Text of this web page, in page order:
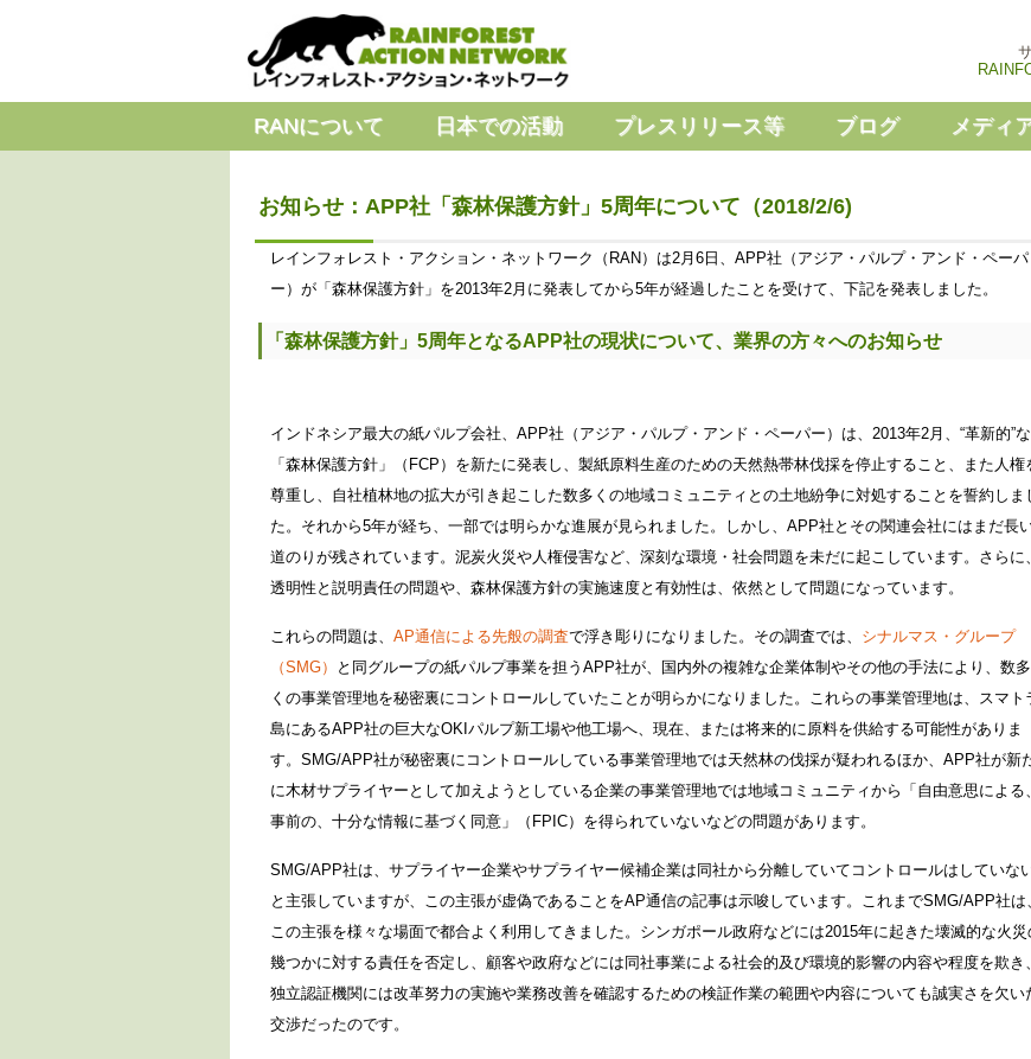
RANについて 日本での活動 プレスリリース等 ブログ メディ
お知らせ：APP社「森林保護方針」5周年について（2018/2/6)
レインフォレスト・アクション・ネットワーク（RAN）は2月6日、APP社（アジア・パルプ・アンド・ペーパ
ー）が「森林保護方針」を2013年2月に発表してから5年が経過したことを受けて、下記を発表しました。
「森林保護方針」5周年となるAPP社の現状について、業界の方々へのお知らせ
インドネシア最大の紙パルプ会社、APP社（アジア・パルプ・アンド・ペーパー）は、2013年2月、“革新的”な
「森林保護方針」（FCP）を新たに発表し、製紙原料生産のための天然熱帯林伐採を停止すること、また人権
尊重し、自社植林地の拡大が引き起こした数多くの地域コミュニティとの土地紛争に対処することを誓約しま
た。それから5年が経ち、一部では明らかな進展が見られました。しかし、APP社とその関連会社にはまだ長
道のりが残されています。泥炭火災や人権侵害など、深刻な環境・社会問題を未だに起こしています。さらに、
透明性と説明責任の問題や、森林保護方針の実施速度と有効性は、依然として問題になっています。
これらの問題は、 AP通信による先般の調査で浮き彫りになりました。その調査では、 シナルマス・グループ
（SMG）
と同グループの紙パルプ事業を担うAPP社が、国内外の複雑な企業体制やその他の手法により、数多
くの事業管理地を秘密裏にコントロールしていたことが明らかになりました。これらの事業管理地は、スマト
島にあるAPP社の巨大なOKIパルプ新工場や他工場へ、現在、または将来的に原料を供給する可能性がありま
す。SMG/APP社が秘密裏にコントロールしている事業管理地では天然林の伐採が疑われるほか、APP社が新
に木材サプライヤーとして加えようとしている企業の事業管理地では地域コミュニティから「自由意思による、
事前の、十分な情報に基づく同意」（FPIC）を得られていないなどの問題があります。
SMG/APP社は、サプライヤー企業やサプライヤー候補企業は同社から分離していてコントロールはしていな
と主張していますが、この主張が虚偽であることをAP通信の記事は示唆しています。これまでSMG/APP社は
この主張を様々な場面で都合よく利用してきました。シンガポール政府などには2015年に起きた壊滅的な火災
幾つかに対する責任を否定し、顧客や政府などには同社事業による社会的及び環境的影響の内容や程度を欺き、
独立認証機関には改革努力の実施や業務改善を確認するための検証作業の範囲や内容についても誠実さを欠い
交渉だったのです。